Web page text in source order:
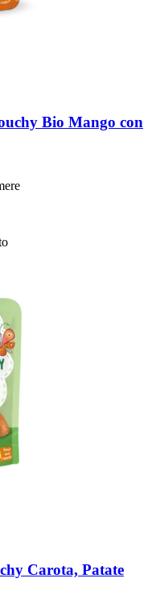
Bio Mango con
Carota, Patate